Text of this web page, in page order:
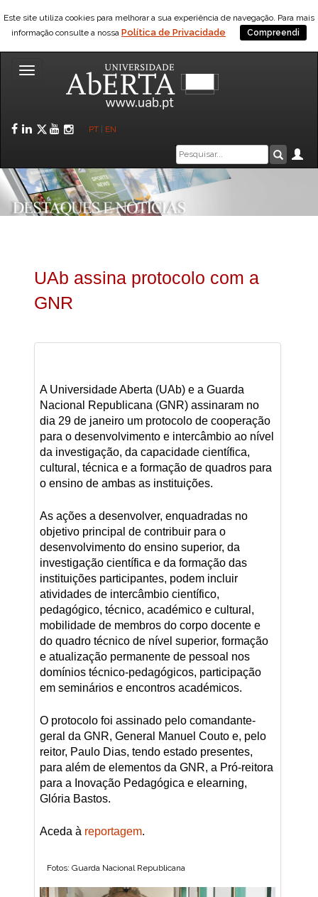
Este site utiliza cookies para melhorar a sua experiência de navegação. Para mais
informação consulte a nossa Política de Privacidade Compreendi
Toggle
Facebook
LinkedIn
Twitter
YouTube
Instagram
PT EN
Caixa
de
pesquisa
UAb assina protocolo com a
GNR
A Universidade Aberta (UAb) e a Guarda
Nacional Republicana (GNR) assinaram no
dia 29 de janeiro um protocolo de cooperação
para o desenvolvimento e intercâmbio ao nível
da investigação, da capacidade científica,
cultural, técnica e a formação de quadros para
o ensino de ambas as instituições.
As ações a desenvolver, enquadradas no
objetivo principal de contribuir para o
desenvolvimento do ensino superior, da
investigação científica e da formação das
instituições participantes, podem incluir
atividades de intercâmbio científico,
pedagógico, técnico, académico e cultural,
mobilidade de membros do corpo docente e
do quadro técnico de nível superior, formação
e atualização permanente de pessoal nos
domínios técnico-pedagógicos, participação
em seminários e encontros académicos.
O protocolo foi assinado pelo comandante-
geral da GNR, General Manuel Couto e, pelo
reitor, Paulo Dias, tendo estado presentes,
para além de elementos da GNR, a Pró-reitora
para a Inovação Pedagógica e elearning,
Glória Bastos.
Aceda à reportagem.
Fotos: Guarda Nacional Republicana